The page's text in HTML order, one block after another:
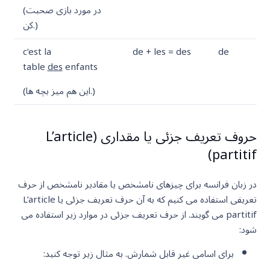
(در مورد بازی صحبت
کن.)
de
de + les = des
c’est la
tabledesenfants
(این هم میز بچه ها.)
حروف تعریف جزئی یا مقداری (L’article
partitif)
در زبان فرانسه برای چیزهای نامشخص یا مقادیر نامشخص از حرف
تعریفی استفاده می کنیم که به آن حرف تعریف جزئی یا L’article
partitif می گویند. از حرف تعریف جزئی در موارد زیر استفاده می
شود:
برای اسامی غیر قابل شمارش. به مثال زیر توجه کنید: